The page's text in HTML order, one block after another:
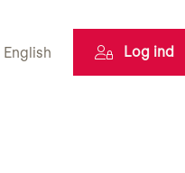
English Log ind